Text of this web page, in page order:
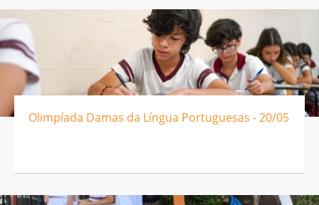
Olimpíada Damas da Língua Portuguesas - 20/05